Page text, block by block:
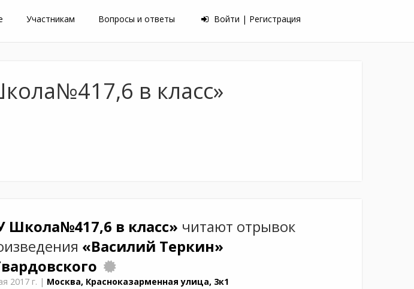
Участникам Вопросы и ответы Войти | Регистрация
в класс»
Школа№417,6 в класс» читают отрывок
«Василий Теркин»
2017 г. | Москва, Красноказарменная улица, 3к1